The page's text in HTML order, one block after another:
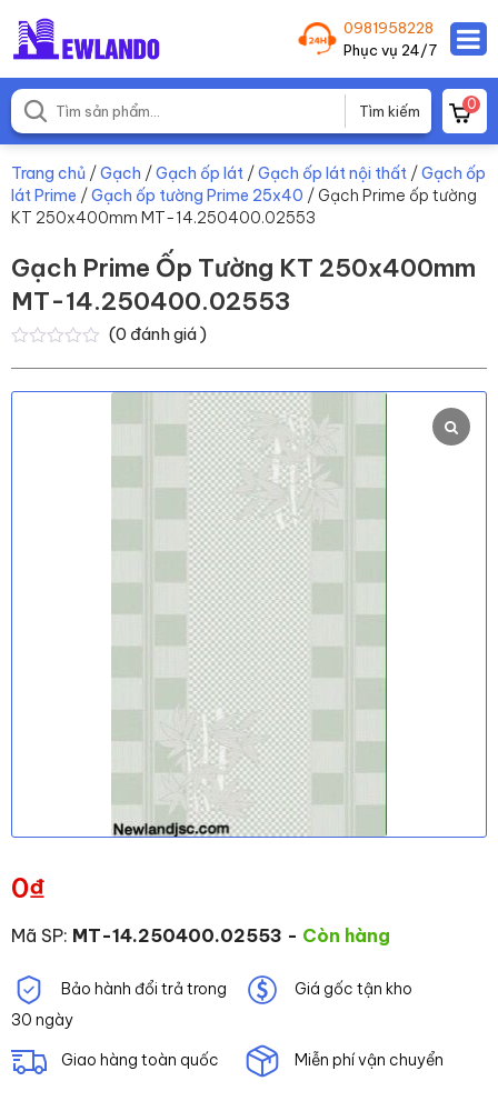
0981958228
Phục vụ 24/7
0
Trang chủ /Gạch /Gạch ốp lát /Gạch ốp lát nội thất /Gạch ốp
lát Prime /Gạch ốp tường Prime 25x40 / Gạch Prime ốp tường
KT 250x400mm MT-14.250400.02553
Gạch Prime Ốp Tường KT 250x400mm
MT-14.250400.02553
5
(0 đánh giá )
0₫
Mã SP: MT-14.250400.02553 - Còn hàng
Bảo hành đổi trả trong
30 ngày
Giá gốc tận kho
Giao hàng toàn quốc Miễn phí vận chuyển